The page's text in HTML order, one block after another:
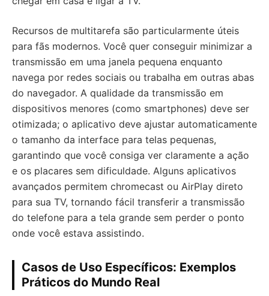
Recursos de multitarefa são particularmente úteis
para fãs modernos. Você quer conseguir minimizar a
transmissão em uma janela pequena enquanto
navega por redes sociais ou trabalha em outras abas
do navegador. A qualidade da transmissão em
dispositivos menores (como smartphones) deve ser
otimizada; o aplicativo deve ajustar automaticamente
o tamanho da interface para telas pequenas,
garantindo que você consiga ver claramente a ação
e os placares sem dificuldade. Alguns aplicativos
avançados permitem chromecast ou AirPlay direto
para sua TV, tornando fácil transferir a transmissão
do telefone para a tela grande sem perder o ponto
onde você estava assistindo.
Casos de Uso Específicos: Exemplos
Práticos do Mundo Real